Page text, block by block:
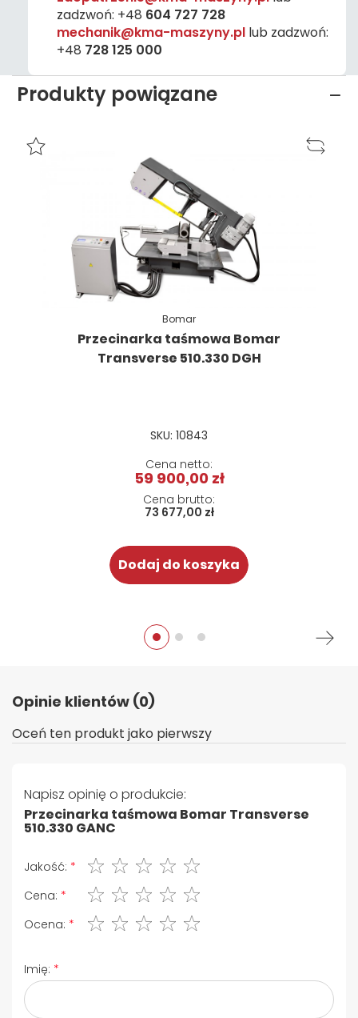
zadzwoń: +48 604 727 728
mechanik@kma-maszyny.pl lub zadzwoń:
+48 728 125 000
Produkty powiązane
Bomar
Przecinarka taśmowa Bomar
Transverse 510.330 DGH
SKU: 10843
73 677,00 zł
59 900,00 zł
Dodaj do koszyka
Opinie klientów (0)
Oceń ten produkt jako pierwszy
Napisz opinię o produkcie:
Przecinarka taśmowa Bomar Transverse
510.330 GANC
Jakość:
1 gwiazdka
2 gwiazdki
3 gwiazdki4 gwiazdki
Cena:
1 gwiazdka
2 gwiazdki
3 gwiazdki4 gwiazdki
Ocena:
1 gwiazdka
2 gwiazdki
3 gwiazdki4 gwiazdki
Imię: